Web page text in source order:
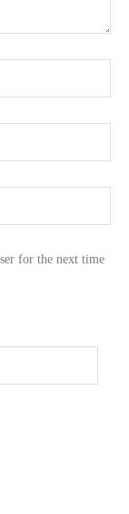
for the next time